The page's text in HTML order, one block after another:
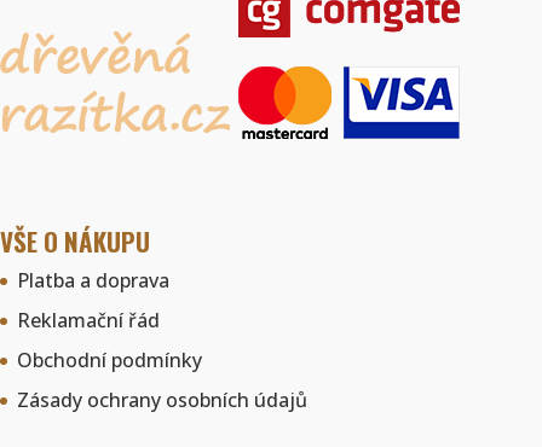
VŠE O NÁKUPU
Platba a doprava
Reklamační řád
Obchodní podmínky
Zásady ochrany osobních údajů